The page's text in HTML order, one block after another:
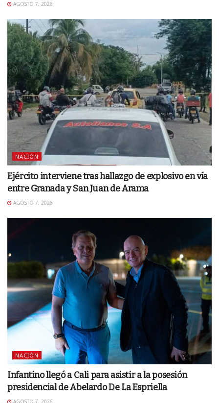
AGOSTO 7, 2026
NACIÓN
Ejército interviene tras hallazgo de explosivo en vía
entre Granada y San Juan de Arama
AGOSTO 7, 2026
NACIÓN
Infantino llegó a Cali para asistir a la posesión
presidencial de Abelardo De La Espriella
AGOSTO 7, 2026